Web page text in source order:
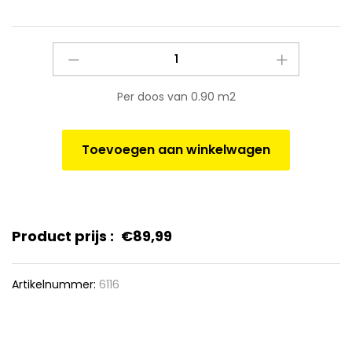
quantity
Per doos van 0.90 m2
Toevoegen aan winkelwagen
Product prijs : €89,99
Artikelnummer: 6116